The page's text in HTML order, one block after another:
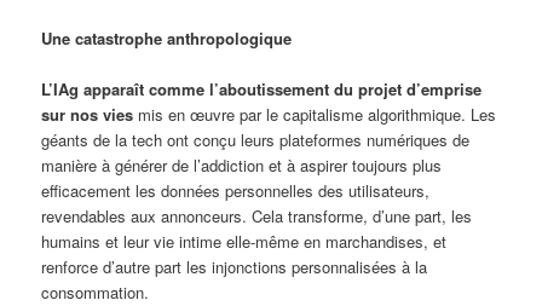
Une catastrophe anthropologique
L’IAg apparaît comme l’aboutissement du projet d’emprise
sur nos vies mis en œuvre par le capitalisme algorithmique. Les
géants de la tech ont conçu leurs plateformes numériques de
manière à générer de l’addiction et à aspirer toujours plus
efficacement les données personnelles des utilisateurs,
revendables aux annonceurs. Cela transforme, d’une part, les
humains et leur vie intime elle-même en marchandises, et
renforce d’autre part les injonctions personnalisées à la
consommation.